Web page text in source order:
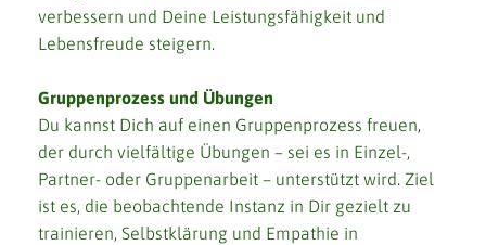
verbessern und Deine Leistungsfähigkeit und
Lebensfreude steigern.
Gruppenprozess und Übungen
Du kannst Dich auf einen Gruppenprozess freuen,
der durch vielfältige Übungen – sei es in Einzel-,
Partner- oder Gruppenarbeit – unterstützt wird. Ziel
ist es, die beobachtende Instanz in Dir gezielt zu
trainieren, Selbstklärung und Empathie in